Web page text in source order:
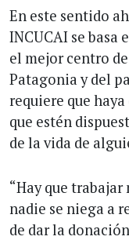
En este sentido
INCUCAI se basa
el mejor centro
Patagonia y del
requiere que
que estén
de la vida de
“Hay que
nadie se niega a
de dar la